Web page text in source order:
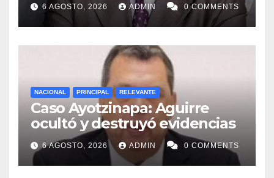
6 AGOSTO, 2026 ADMIN 0 COMMENTS
NACIONAL PRINCIPAL RELEVANTE
Caso Ayotzinapa: Aguirre
ocultó y destruyó evidencias
6 AGOSTO, 2026 ADMIN 0 COMMENTS